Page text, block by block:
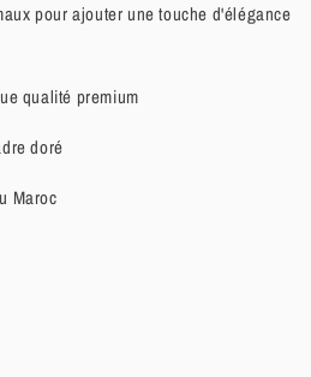
pour ajouter une touche d'élégance
qualité premium
doré
Maroc